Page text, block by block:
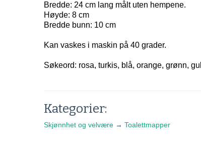
Bredde: 24 cm lang målt uten hempene.
Høyde: 8 cm
Bredde bunn: 10 cm
Kan vaskes i maskin på 40 grader.
Søkeord: rosa, turkis, blå, orange, grønn,
Kategorier:
Skjønnhet og velvære → Toalettmapper